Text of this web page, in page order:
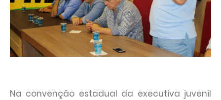
Na convenção estadual da executiva juvenil